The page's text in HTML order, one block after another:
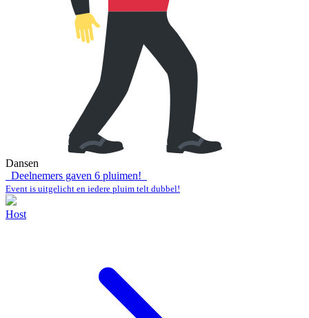
Dansen
Deelnemers gaven 6 pluimen!
Event is uitgelicht en iedere pluim telt dubbel!
Host